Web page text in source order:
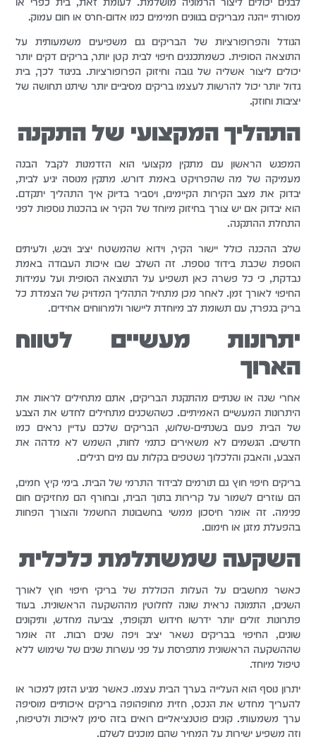
מסורתי ייהנה מבריקים בגוונים חמימים כמו אדום-חרס או חום עמוק.
הגודל והפרופורציות של הבריקים גם משפיעים משמעותית על
התוצאה הסופית. כשמתכננים חיפוי לבית קטן יותר, בריקים דקים יותר
יכולים ליצור אשליה של גובה וחיזוק הפרופורציות. בניגוד לכך, בית
גדול יותר יכול להרשות לעצמו בריקים מסיביים יותר שיתנו תחושה של
יציבות וחוזק.
התהליך המקצועי של התקנה
המפגש הראשון עם מתקין מקצועי הוא הזדמנות לקבל הבנה
מעמיקה של מה שהפרויקט באמת דורש. מתקין מנוסה יגיע לבית,
יבדוק את מצב הקירות הקיימים, ויסביר בדיוק איך התהליך יתקדם.
הוא יבדוק אם יש צורך בחיזוק מיוחד של הקיר או בהכנות נוספות לפני
התחלת ההתקנה.
שלב ההכנה כולל יישור הקיר, וידוא שהמשטח יציב ויבש, ולעיתים
הוספת שכבת בידוד נוספת. זה השלב שבו איכות העבודה באמת
נבדקת, כי כל פשרה כאן תשפיע על התוצאה הסופית ועל עמידות
החיפוי לאורך זמן. לאחר מכן מתחיל התהליך המדויק של הצמדת כל
בריק בנפרד, עם תשומת לב מיוחדת ליישור ולמרווחים אחידים.
יתרונות מעשיים לטווח
הארוך
אחרי שנה או שנתיים מהתקנת הבריקים, אתם מתחילים לראות את
היתרונות המעשיים האמיתיים. כשהשכנים מתחילים לחדש את הצבע
של הבית פעם בשנתיים-שלוש, הבריקים שלכם עדיין נראים כמו
חדשים. הגשמים לא משאירים כתמי לחות, השמש לא מדהה את
הצבע, והאבק והלכלוך נשטפים בקלות עם מים רגילים.
בריקים חיפוי חוץ גם תורמים לבידוד התרמי של הבית. בימי קיץ חמים,
הם עוזרים לשמור על קרירות בתוך הבית, ובחורף הם מחזיקים חום
פנימה. זה אומר חיסכון ממשי בחשבונות החשמל והצורך הפחות
בהפעלת מזגן או חימום.
השקעה שמשתלמת כלכלית
כאשר מחשבים על העלות הכוללת של בריקי חיפוי חוץ לאורך
השנים, התמונה נראית שונה לחלוטין מההשקעה הראשונית. בעוד
פתרונות זולים יותר ידרשו חידוש תקופתי, צביעה מחדש, ותיקונים
שונים, החיפוי בבריקים נשאר יציב ויפה שנים רבות. זה אומר
שההשקעה הראשונית מתפרסת על פני עשרות שנים של שימוש ללא
טיפול מיוחד.
יתרון נוסף הוא העלייה בערך הבית עצמו. כאשר מגיע הזמן למכור או
להעריך מחדש את הנכס, חזית מחופהופה בריקים איכותיים מוסיפה
ערך משמעותי. קונים פוטנציאליים רואים בזה סימן לאיכות ולטיפוח,
וזה משפיע ישירות על המחיר שהם מוכנים לשלם.